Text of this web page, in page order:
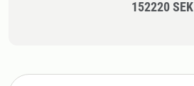
152220 SEK